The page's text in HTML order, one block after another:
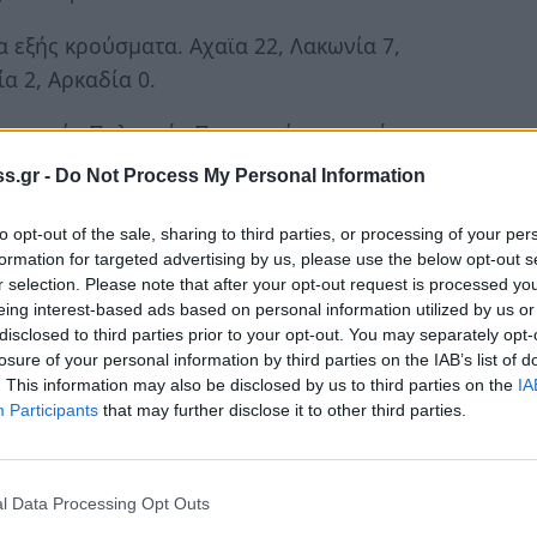
- Do Not Process My Personal Information
opt-out of the sale, sharing to third parties, or processing of your
for targeted advertising by us, please use the below opt-out
selection. Please note that after your opt-out request is processed
interest-based ads based on personal information utilized by us
to third parties prior to your opt-out. You may separately
of your personal information by third parties on the IAB’s list of
This information may also be disclosed by us to third parties on the
Participants that may further disclose it to other third parties.
Data Processing Opt Outs
κρούσματα. Αχαϊα 22, Λακωνία 7,
2, Αρκαδία 0.
Πολιτικής Προστασίας εκτιμώντας
είναι ανησυχητική προχώρησε στην
περιοριστεί η διασπορά από τον
Λακωνίας Θεόδωρος Βερούτης και από
Καμπόσος αναφέρθηκαν στο θέμα.
στη Σπάρτη ενώ ο κ. Καμπόσος
απομόνωση της Αργολίδας.